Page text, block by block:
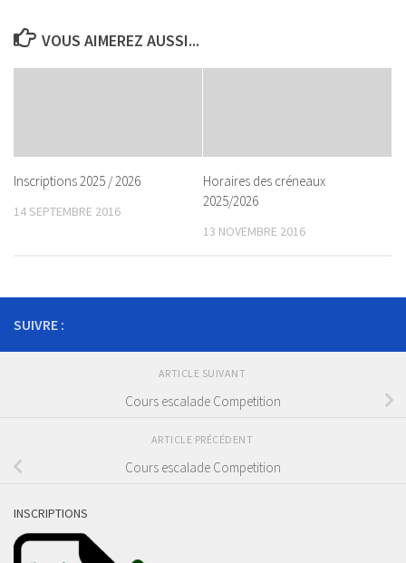
VOUS AIMEREZ AUSSI...
Inscriptions 2025 / 2026
14 SEPTEMBRE 2016
Horaires des créneaux
2025/2026
13 NOVEMBRE 2016
SUIVRE :
ARTICLE SUIVANT
Cours escalade Competition
ARTICLE PRÉCÉDENT
Cours escalade Competition
INSCRIPTIONS